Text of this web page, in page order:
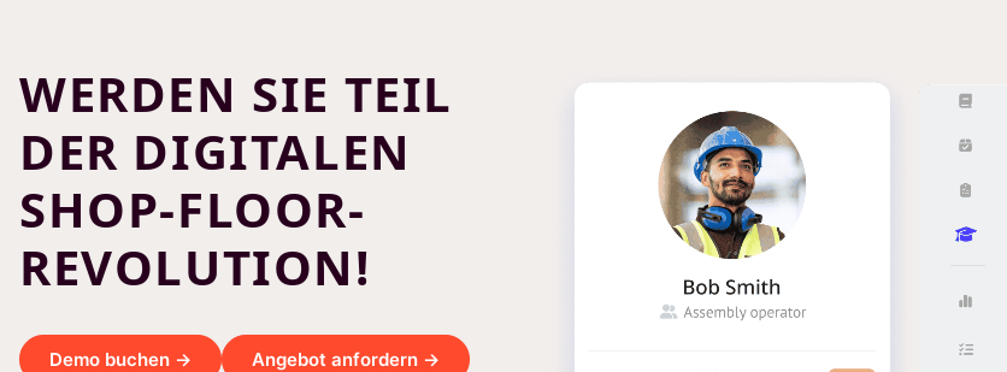
WERDEN SIE TEIL
DER DIGITALEN
SHOP-FLOOR-
REVOLUTION!
Demo buchen → Angebot anfordern →